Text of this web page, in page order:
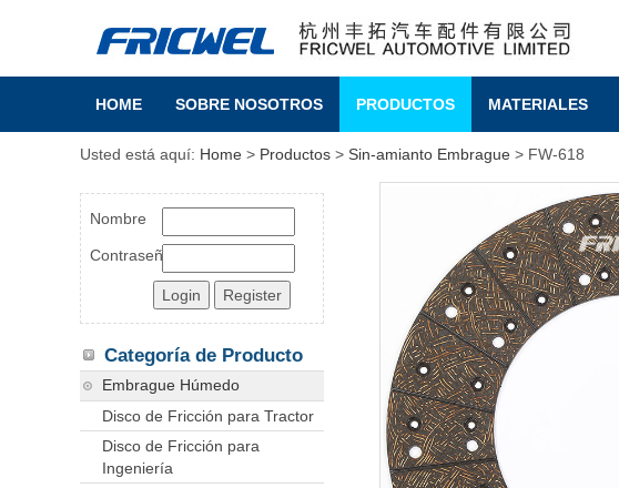
HOME SOBRE NOSOTROS PRODUCTOS MATERIALES
Usted está aquí: Home > Productos > Sin-amianto Embrague > FW-618
Nombre
Contraseña
Categoría de Producto
Embrague Húmedo
Disco de Fricción para Tractor
Disco de Fricción para
Ingeniería